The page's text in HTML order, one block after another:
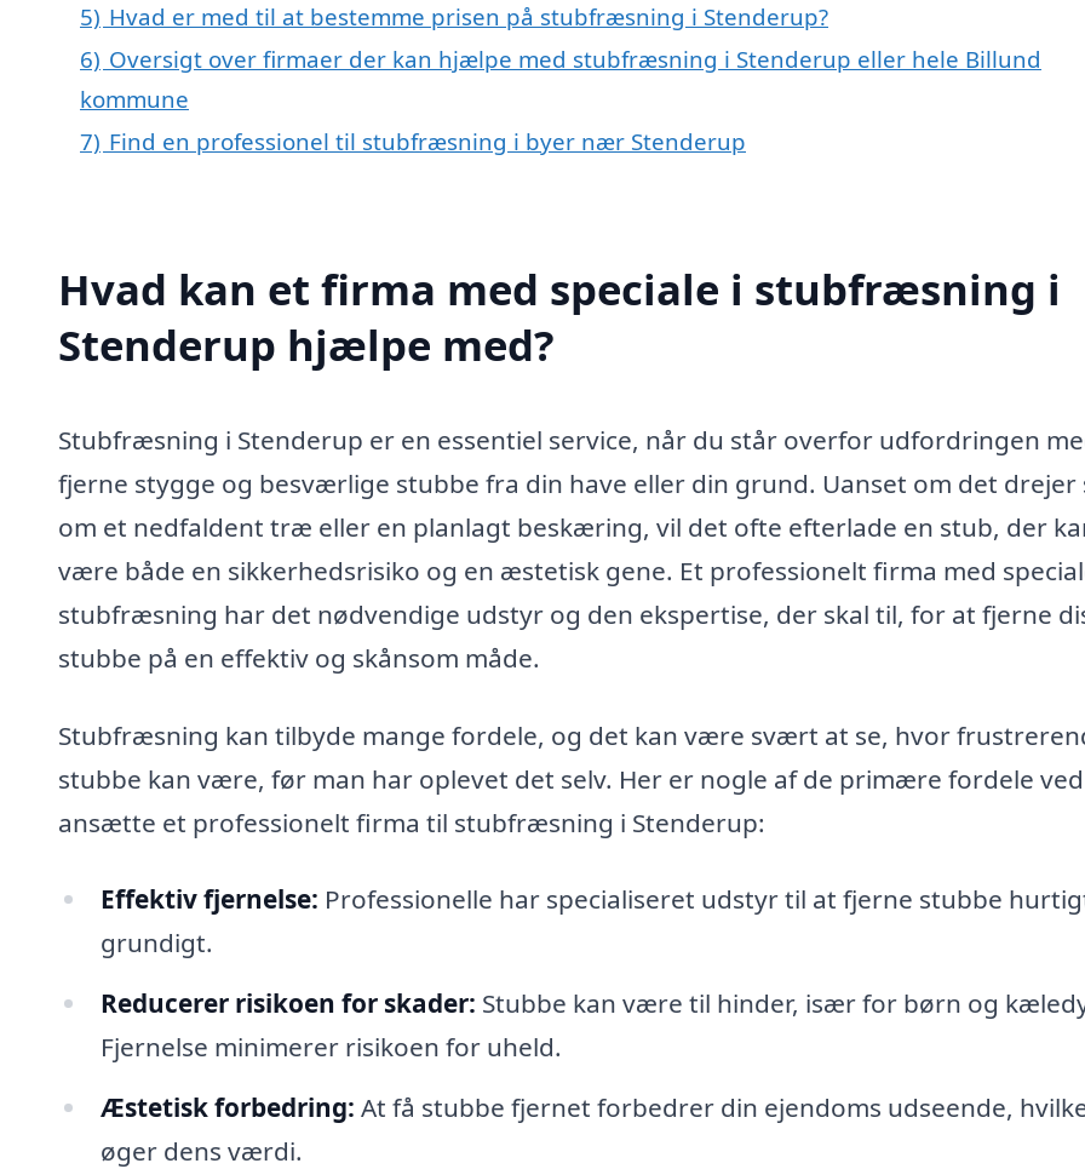
5) Hvad er med til at bestemme prisen på stubfræsning i Stenderup?
6) Oversigt over firmaer der kan hjælpe med stubfræsning i Stenderup eller hele Billund
kommune
7) Find en professionel til stubfræsning i byer nær Stenderup
Hvad kan et firma med speciale i stubfræsning i
Stenderup hjælpe med?
Stubfræsning i Stenderup er en essentiel service, når du står overfor udfordringen
fjerne stygge og besværlige stubbe fra din have eller din grund. Uanset om det drejer
om et nedfaldent træ eller en planlagt beskæring, vil det ofte efterlade en stub, der
være både en sikkerhedsrisiko og en æstetisk gene. Et professionelt firma med
stubfræsning har det nødvendige udstyr og den ekspertise, der skal til, for at fjerne
stubbe på en effektiv og skånsom måde.
Stubfræsning kan tilbyde mange fordele, og det kan være svært at se, hvor
stubbe kan være, før man har oplevet det selv. Her er nogle af de primære fordele
ansætte et professionelt firma til stubfræsning i Stenderup:
Effektiv fjernelse: Professionelle har specialiseret udstyr til at fjerne stubbe
grundigt.
Reducerer risikoen for skader: Stubbe kan være til hinder, især for børn og
Fjernelse minimerer risikoen for uheld.
Æstetisk forbedring: At få stubbe fjernet forbedrer din ejendoms udseende,
øger dens værdi.